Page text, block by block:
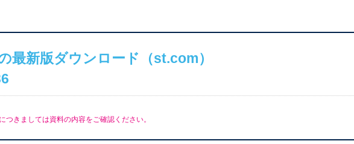
最新版ダウンロード（st.com）
つきましては資料の内容をご確認ください。